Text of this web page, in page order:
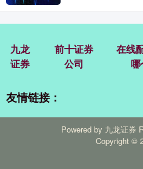
九龙
证券
前十证券
公司
在线
哪
友情链接：
Powered by 九龙证券
Copyright ©